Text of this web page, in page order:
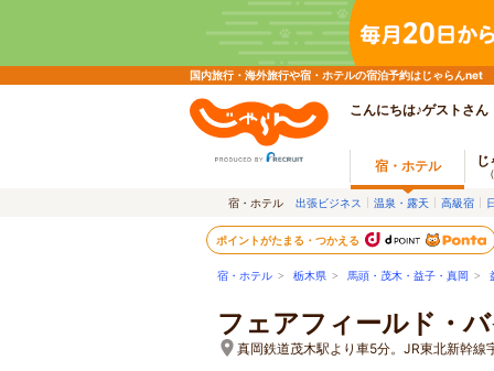
国内旅行・海外旅行や宿・ホテルの宿泊予約はじゃらんnet
こんにちは♪ゲストさん
宿・ホテル じ
宿・ホテル 出張ビジネス 温泉・露天 高級宿
ポイントがたまる・つかえる
宿・ホテル > 栃木県 > 馬頭・茂木・益子・真岡 >
フェアフィールド・
真岡鉄道茂木駅より車5分。JR東北新幹